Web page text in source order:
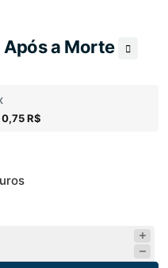
Após a Morte
0,75 R$